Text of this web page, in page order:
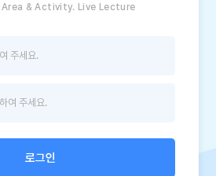
& Activity. Live Lecture
로그인